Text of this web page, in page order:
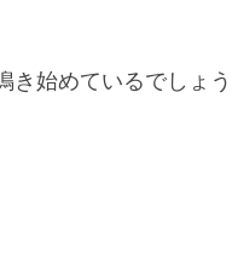
き始めているでしょう